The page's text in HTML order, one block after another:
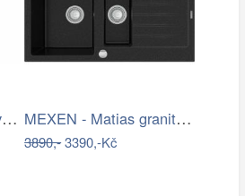
MEXEN - Milo granitový dřez 1-miska… MEXEN - Matias granitový dřez s malým…
3890,-3390,-Kč